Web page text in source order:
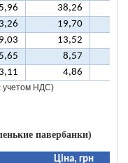
38,26
19,70
9,03 13,52
5,65 8,57
3,11 4,86
учетом НДС)
павербанки)
Ціна, грн